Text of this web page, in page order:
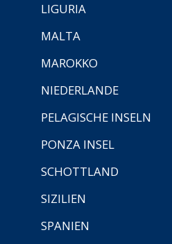
LIGURIA
MALTA
MAROKKO
NIEDERLANDE
PELAGISCHE INSELN
PONZA INSEL
SCHOTTLAND
SIZILIEN
SPANIEN